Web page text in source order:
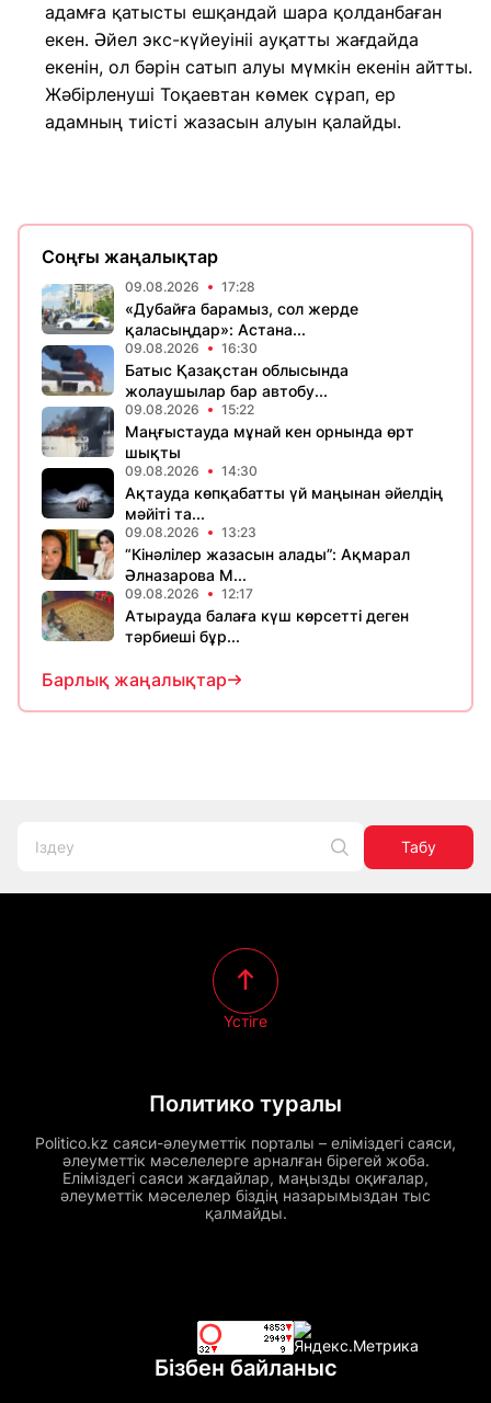
адамға қатысты ешқандай шара қолданбаған
екен. Әйел экс-күйеуініі ауқатты жағдайда
екенін, ол бәрін сатып алуы мүмкін екенін айтты.
Жәбірленуші Тоқаевтан көмек сұрап, ер
адамның тиісті жазасын алуын қалайды.
Соңғы жаңалықтар
09.08.2026 17:28
«Дубайға барамыз, сол жерде
қаласыңдар»: Астана...
09.08.2026 16:30
Батыс Қазақстан облысында
жолаушылар бар автобу...
09.08.2026 15:22
Маңғыстауда мұнай кен орнында өрт
шықты
09.08.2026 14:30
Ақтауда көпқабатты үй маңынан әйелдің
мәйіті та...
09.08.2026 13:23
“Кінәлілер жазасын алады”: Ақмарал
Әлназарова М...
09.08.2026 12:17
Атырауда балаға күш көрсетті деген
тәрбиеші бұр...
Барлық жаңалықтар
Табу
Политико туралы
Politico.kz саяси-әлеуметтік порталы – еліміздегі саяси,
әлеуметтік мәселелерге арналған бірегей жоба.
Еліміздегі саяси жағдайлар, маңызды оқиғалар,
әлеуметтік мәселелер біздің назарымыздан тыс
қалмайды.
Үстіге
Бізбен байланыс